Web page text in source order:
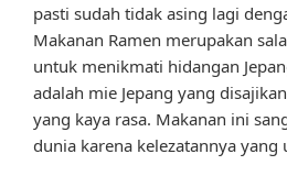
pasti sudah tidak asing lagi
Makanan Ramen merupakan
untuk menikmati hidangan
adalah mie Jepang yang
yang kaya rasa. Makanan ini
dunia karena kelezatannya yang